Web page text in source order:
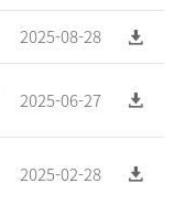
2025-08-28
2025-06-27
2025-02-28